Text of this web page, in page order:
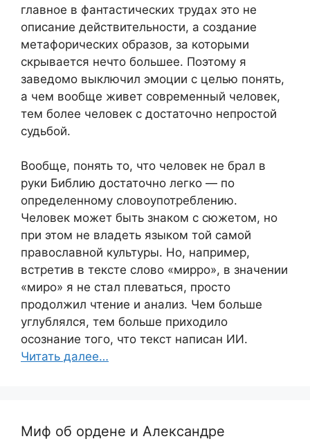
главное в фантастических трудах это не
описание действительности, а создание
метафорических образов, за которыми
скрывается нечто большее. Поэтому я
заведомо выключил эмоции с целью понять,
а чем вообще живет современный человек,
тем более человек с достаточно непростой
судьбой.
Вообще, понять то, что человек не брал в
руки Библию достаточно легко — по
определенному словоупотреблению.
Человек может быть знаком с сюжетом, но
при этом не владеть языком той самой
православной культуры. Но, например,
встретив в тексте слово «мирро», в значении
«миро» я не стал плеваться, просто
продолжил чтение и анализ. Чем больше
углублялся, тем больше приходило
осознание того, что текст написан ИИ.
Читать далее…
Миф об ордене и Александре